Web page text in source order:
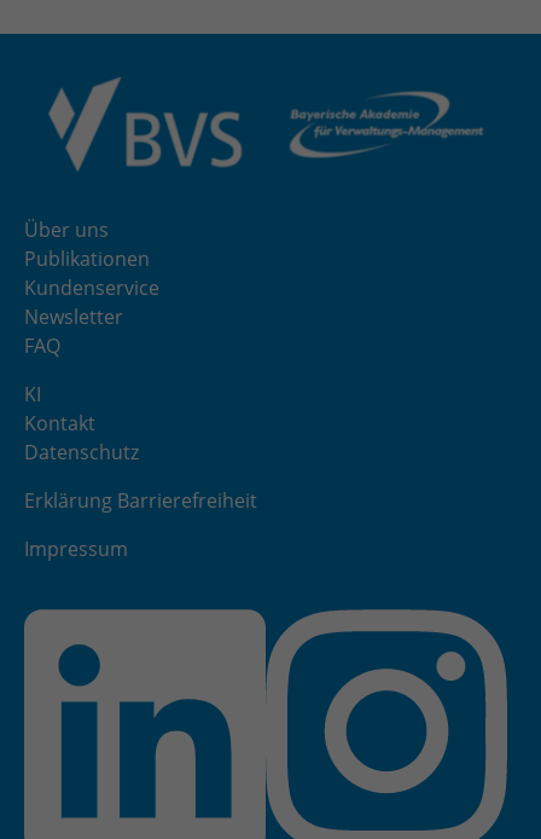
Über uns
Publikationen
Kundenservice
Newsletter
FAQ
KI
Kontakt
Datenschutz
Erklärung Barrierefreiheit
Impressum